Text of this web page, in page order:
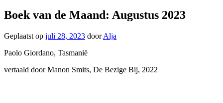
Boek van de Maand: Augustus 2023
Geplaatst op juli 28, 2023 doorAlja
Paolo Giordano, Tasmanië
vertaald door Manon Smits, De Bezige Bij, 2022